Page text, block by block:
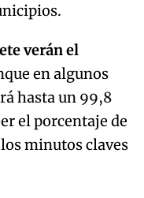
verán el
en algunos
hasta un 99,8
el porcentaje de
minutos claves